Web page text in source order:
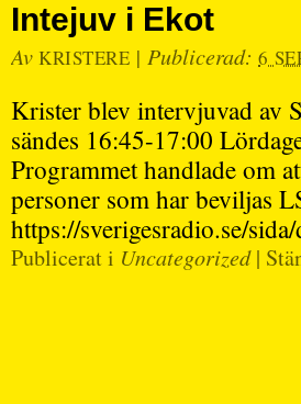
Intejuv i Ekot
Av KRISTERE | Publicerad:6
Krister blev intervjuvad av
sändes 16:45-17:00
Programmet handlade om
personer som har beviljas
https://sverigesradio.se/
Publicerat i Uncategorized |